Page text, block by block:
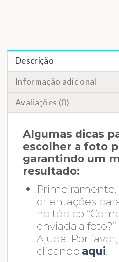
Descrição
Informação adicional
Avaliações (0)
Algumas dicas
escolher a foto
garantindo um
resultado:
Primeiramente,
orientações
no tópico
enviada a
Ajuda. Por
clicando aqui